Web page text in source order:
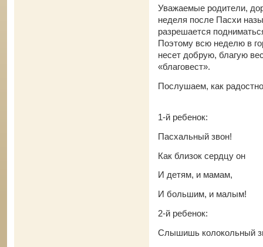
Уважаемые родители,
неделя после Пасхи
разрешается
Поэтому всю неделю в
несет добрую, благую
«благовест».
Послушаем, как
1-й ребенок:
Пасхальный звон!
Как близок сердцу он
И детям, и мамам,
И большим, и малым!
2-й ребенок:
Слышишь колокольный